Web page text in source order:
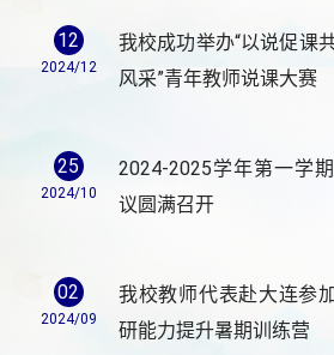
12
2024/12
我校成功举办“以说促课
风采”青年教师说课大赛
25
2024/10
2024-2025学年第一学
议圆满召开
02
2024/09
我校教师代表赴大连参
研能力提升暑期训练营